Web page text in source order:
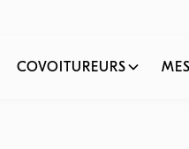
COVOITUREURS